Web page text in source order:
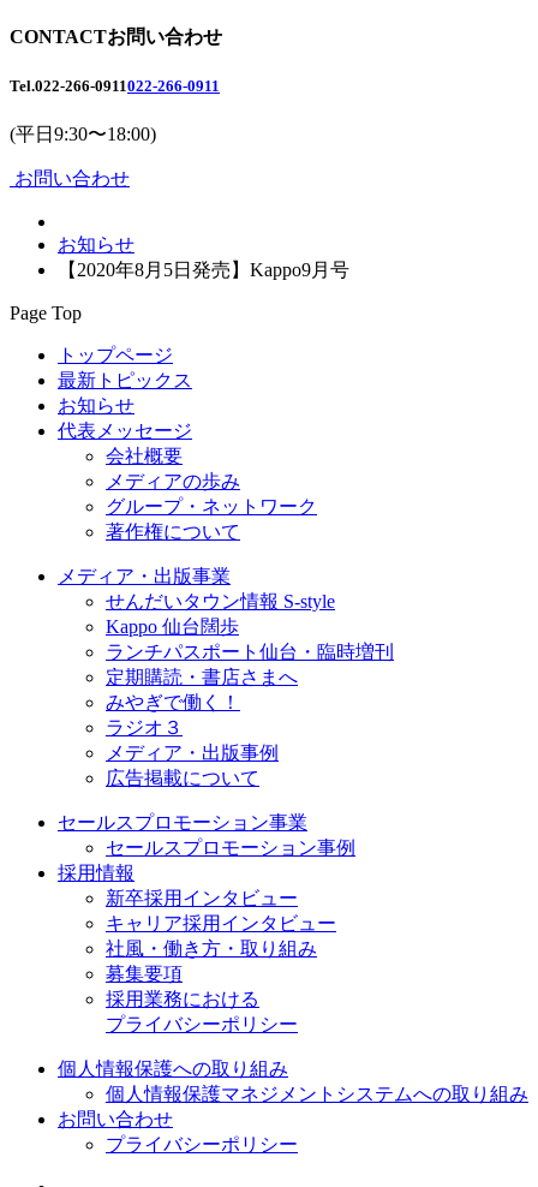
CONTACTお問い合わせ
Tel.022-266-0911022-266-0911
(平日9:30〜18:00)
お問い合わせ
お知らせ
【2020年8月5日発売】Kappo9月号
Page Top
トップページ
最新トピックス
お知らせ
代表メッセージ
会社概要
メディアの歩み
グループ・ネットワーク
著作権について
メディア・出版事業
せんだいタウン情報 S-style
Kappo 仙台闊歩
ランチパスポート仙台・臨時増刊
定期購読・書店さまへ
みやぎで働く！
ラジオ３
メディア・出版事例
広告掲載について
セールスプロモーション事業
セールスプロモーション事例
採用情報
新卒採用インタビュー
キャリア採用インタビュー
社風・働き方・取り組み
募集要項
採用業務における
プライバシーポリシー
個人情報保護への取り組み
個人情報保護マネジメントシステムへの取り組み
お問い合わせ
プライバシーポリシー